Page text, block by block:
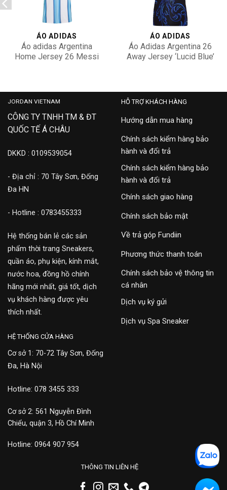
ÁO ADIDAS
Áo adidas Argentina
Home Jersey 26 Messi
ÁO ADIDAS
Áo Adidas Argentina 26
Away Jersey ‘Lucid Blue’
JORDAN VIETNAM
CÔNG TY TNHH TM & ĐT
QUỐC TẾ Á CHÂU
DKKD : 0109539054
- Địa chỉ : 70 Tây Sơn, Đống
Đa HN
- Hotline : 0783455333
Hệ thống bán lẻ các sản
phẩm thời trang Sneakers,
quần áo, phụ kiện, kính mắt,
nước hoa, đồng hồ chính
hãng mới nhất, giá tốt, dịch
vụ khách hàng được yêu
thích nhất.
HỖ TRỢ KHÁCH HÀNG
Hướng dẫn mua hàng
Chính sách kiểm hàng bảo
hành và đổi trả
Chính sách kiểm hàng bảo
hành và đổi trả
Chính sách giao hàng
Chính sách bảo mật
Về trả góp Fundiin
Phương thức thanh toán
Chính sách bảo vệ thông tin
cá nhân
Dịch vụ ký gửi
Dịch vụ Spa Sneaker
HỆ THỐNG CỬA HÀNG
Cơ sở 1: 70-72 Tây Sơn, Đống
Đa, Hà Nội
Hotline: 078 3455 333
Cơ sở 2: 561 Nguyễn Đình
Chiểu, quận 3, Hồ Chí Minh
Hotline: 0964 907 954
THÔNG TIN LIÊN HỆ